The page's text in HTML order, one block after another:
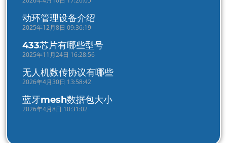
动环管理设备介绍
2025年12月8日 09:36:19
433芯片有哪些型号
2025年11月24日 16:28:56
无人机数传协议有哪些
2026年4月30日 13:58:42
蓝牙mesh数据包大小
2026年4月8日 10:31:02